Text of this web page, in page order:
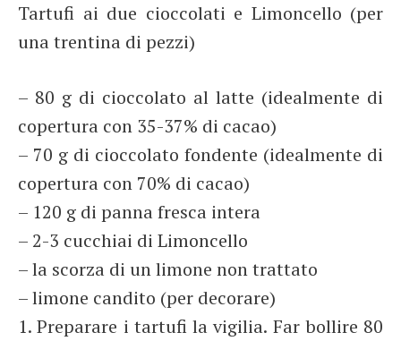
Tartufi ai due cioccolati e Limoncello (per
una trentina di pezzi)
– 80 g di cioccolato al latte (idealmente di
copertura con 35-37% di cacao)
– 70 g di cioccolato fondente (idealmente di
copertura con 70% di cacao)
– 120 g di panna fresca intera
– 2-3 cucchiai di Limoncello
– la scorza di un limone non trattato
– limone candito (per decorare)
1. Preparare i tartufi la vigilia. Far bollire 80